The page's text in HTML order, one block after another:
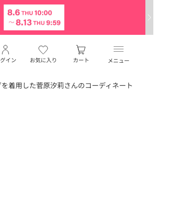
メニュー
お気に入り
イン カート
着用した菅原汐莉さんのコーディネート